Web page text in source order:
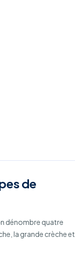
de
dénombre quatre
la grande crèche et